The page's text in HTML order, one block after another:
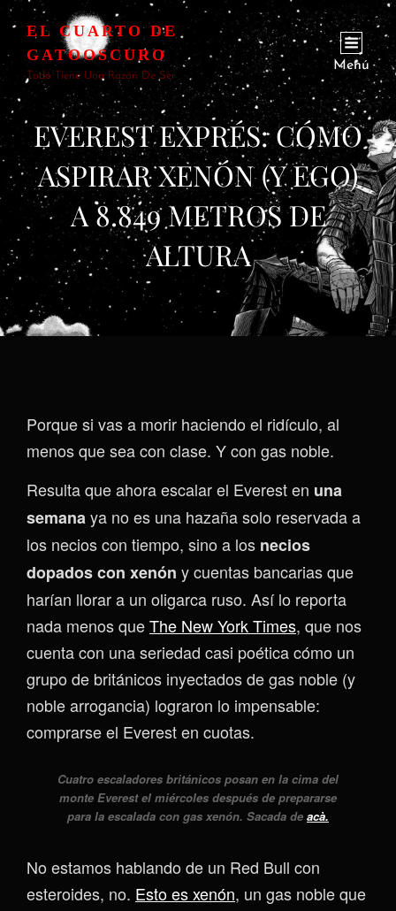
EL CUARTO DE
GATOOSCURO
Todo Tiene Una Razón De Ser
Menú
EVEREST EXPRÉS: CÓMO
ASPIRAR XENÓN (Y EGO)
A 8.849 METROS DE
ALTURA
Porque si vas a morir haciendo el ridículo, al
menos que sea con clase. Y con gas noble.
Resulta que ahora escalar el Everest en una
semanaya no es una hazaña solo reservada a
los necios con tiempo, sino a los necios
dopados con xenón y cuentas bancarias que
harían llorar a un oligarca ruso. Así lo reporta
nada menos queThe New York Times, que nos
cuenta con una seriedad casi poética cómo un
grupo de británicos inyectados de gas noble (y
noble arrogancia) lograron lo impensable:
comprarse el Everest en cuotas.
Cuatro escaladores británicos posan en la cima del
monte Everest el miércoles después de prepararse
para la escalada con gas xenón. Sacada de acà.
No estamos hablando de un Red Bull con
esteroides, no. Esto es xenón, un gas noble que